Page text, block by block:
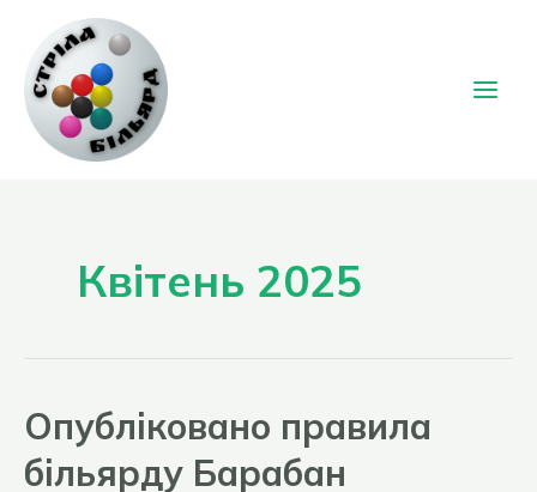
вмісту
Квітень 2025
Опубліковано правила
більярду Барабан